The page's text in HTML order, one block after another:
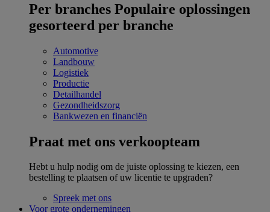
Per branches Populaire oplossingen
gesorteerd per branche
Automotive
Landbouw
Logistiek
Productie
Detailhandel
Gezondheidszorg
Bankwezen en financiën
Praat met ons verkoopteam
Hebt u hulp nodig om de juiste oplossing te kiezen, een
bestelling te plaatsen of uw licentie te upgraden?
Spreek met ons
Voor grote ondernemingen